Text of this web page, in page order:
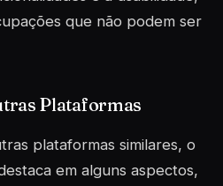
que não podem ser
Plataformas
plataformas similares, o
em alguns aspectos,